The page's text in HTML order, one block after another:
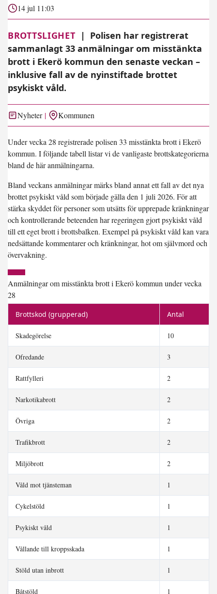
14 jul 11:03
BROTTSLIGHET |
Polisen har registrerat
sammanlagt 33 anmälningar om misstänkta
brott i Ekerö kommun den senaste veckan –
inklusive fall av de nyinstiftade brottet
psykiskt våld.
Nyheter Kommunen
Under vecka 28 registrerade polisen 33 misstänkta brott i Ekerö
kommun. I följande tabell listar vi de vanligaste brottskategorierna
bland de här anmälningarna.
Bland veckans anmälningar märks bland annat ett fall av det nya
brottet psykiskt våld som började gälla den 1 juli 2026. För att
stärka skyddet för personer som utsätts för upprepade kränkningar
och kontrollerande beteenden har regeringen gjort psykiskt våld
till ett eget brott i brottsbalken. Exempel på psykiskt våld kan vara
nedsättande kommentarer och kränkningar, hot om självmord och
övervakning.
Anmälningar om misstänkta brott i Ekerö kommun under vecka
28
Brottskod (grupperad) Antal
Skadegörelse 10
Ofredande 3
Rattfylleri 2
Narkotikabrott 2
Övriga 2
Trafikbrott 2
Miljöbrott 2
Våld mot tjänsteman 1
Cykelstöld 1
Psykiskt våld 1
Vållande till kroppsskada 1
Stöld utan inbrott 1
Båtstöld 1